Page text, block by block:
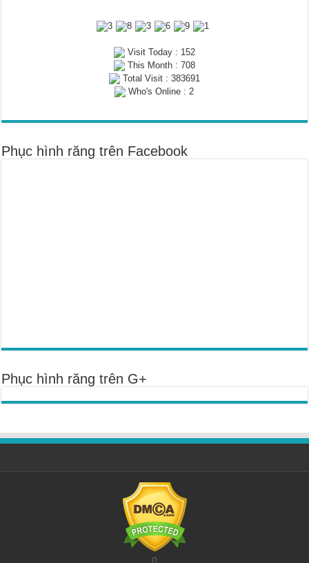
Visit Today : 152
This Month : 708
Total Visit : 383691
Who's Online : 2
Phục hình răng trên Facebook
Phục hình răng trên G+